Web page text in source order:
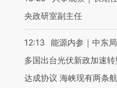
央政研室副主任
12:13
能源内参｜中东
多国出台光伏新政加速
达成协议 海峡现有两条